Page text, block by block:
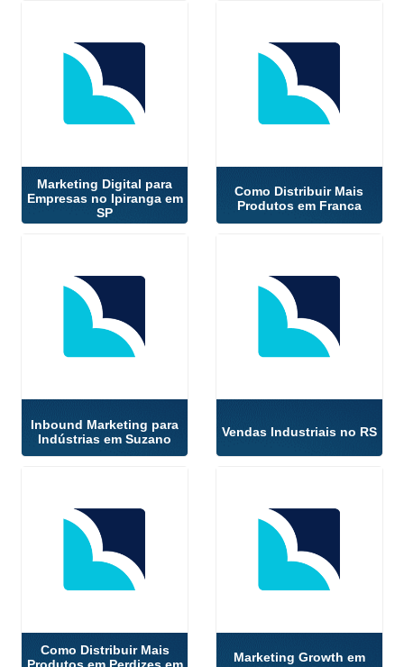
Marketing Digital para
Empresas no Ipiranga em
SP
Como Distribuir Mais
Produtos em Franca
Inbound Marketing para
Indústrias em Suzano
Vendas Industriais no RS
Como Distribuir Mais
Marketing Growth em